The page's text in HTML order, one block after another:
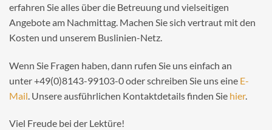
erfahren Sie alles über die Betreuung und vielseitigen
Angebote am Nachmittag. Machen Sie sich vertraut mit den
Kosten und unserem Buslinien-Netz.
Wenn Sie Fragen haben, dann rufen Sie uns einfach an
unter +49(0)8143-99103-0 oder schreiben Sie uns eine E-
Mail . Unsere ausführlichen Kontaktdetails finden Sie hier.
Viel Freude bei der Lektüre!